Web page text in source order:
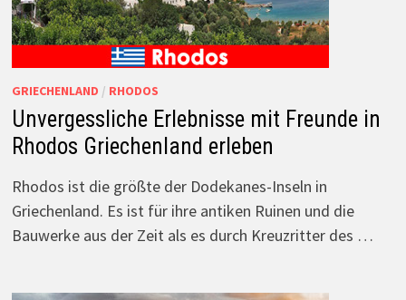
GRIECHENLAND / RHODOS
Unvergessliche Erlebnisse mit Freunde in
Rhodos Griechenland erleben
Rhodos ist die größte der Dodekanes-Inseln in
Griechenland. Es ist für ihre antiken Ruinen und die
Bauwerke aus der Zeit als es durch Kreuzritter des …